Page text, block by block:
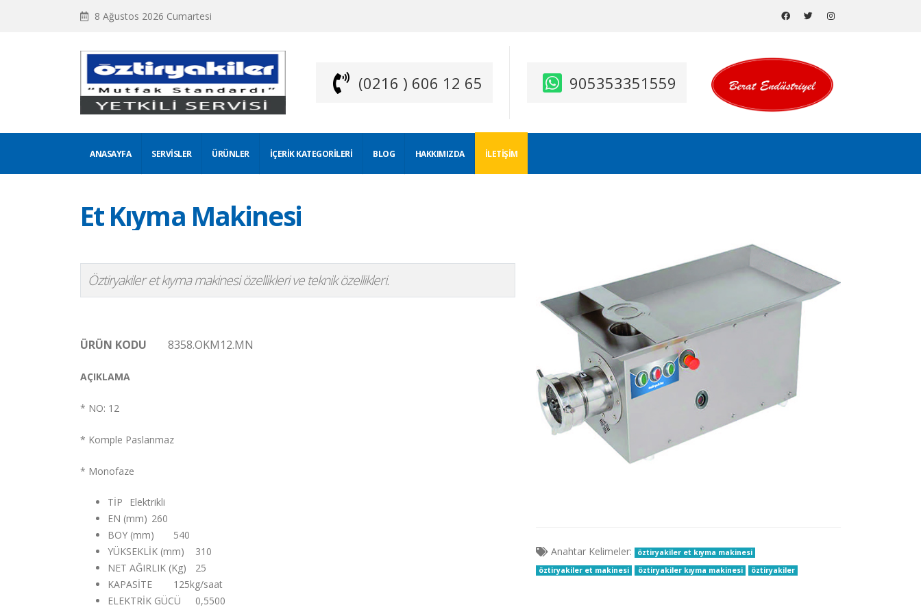
8 Ağustos 2026 Cumartesi
(0216 ) 606 12 65 905353351559
ANASAYFA SERVISLER ÜRÜNLER İÇERIK KATEGORILERI BLOG HAKKIMIZDA İLETIŞIM
Et Kıyma Makinesi
Öztiryakiler et kıyma makinesi özellikleri ve teknik özellikleri.
ÜRÜN KODU 8358.OKM12.MN
AÇIKLAMA
* NO: 12
* Komple Paslanmaz
* Monofaze
TİP
Elektrikli
EN (mm) 260
BOY (mm)
540
YÜKSEKLİK (mm)
310
NET AĞIRLIK (Kg)
25
KAPASİTE
125kg/saat
ELEKTRİK GÜCÜ
0,5500
Anahtar Kelimeler:
öztiryakiler et kıyma makinesi
öztiryakiler et makinesi
öztiryakiler kıyma makinesi öztiryakiler